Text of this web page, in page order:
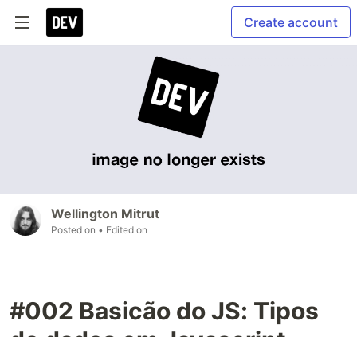
Create account
Wellington Mitrut
Posted on • Edited on
#002 Basicão do JS: Tipos